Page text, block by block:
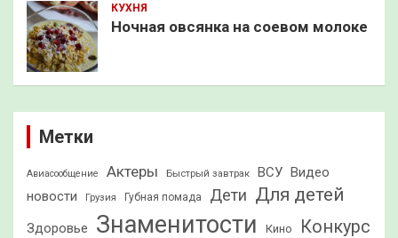
КУХНЯ
Ночная овсянка на соевом молоке
Метки
Авиасообщение Актеры Быстрый завтрак ВСУ Видео
новости
Грузия Губная помада Дети Для детей
Здоровье Знаменитости Кино
Конкурс